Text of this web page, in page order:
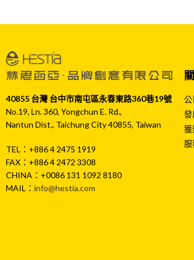
40855 台灣 台中市南屯區永春東路360巷19號
No.19, Ln. 360, Yongchun E. Rd.,
Nantun Dist., Taichung City 40855, Taiwan
TEL：+886 4 2475 1919
FAX：+886 4 2472 3308
CHINA：+0086 131 1092 8180
MAIL： info@hestia.com
發
服